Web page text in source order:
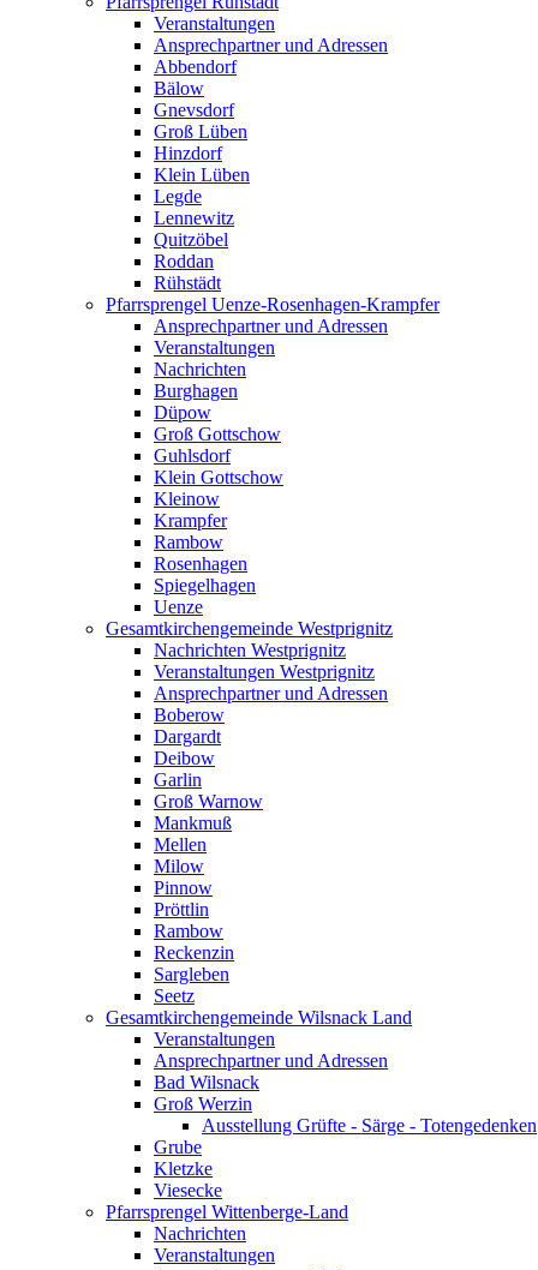
Veranstaltungen
Ansprechpartner und Adressen
Abbendorf
Bälow
Gnevsdorf
Groß Lüben
Hinzdorf
Klein Lüben
Legde
Lennewitz
Quitzöbel
Roddan
Rühstädt
Pfarrsprengel Uenze-Rosenhagen-Krampfer
Ansprechpartner und Adressen
Veranstaltungen
Nachrichten
Burghagen
Düpow
Groß Gottschow
Guhlsdorf
Klein Gottschow
Kleinow
Krampfer
Rambow
Rosenhagen
Spiegelhagen
Uenze
Gesamtkirchengemeinde Westprignitz
Nachrichten Westprignitz
Veranstaltungen Westprignitz
Ansprechpartner und Adressen
Boberow
Dargardt
Deibow
Garlin
Groß Warnow
Mankmuß
Mellen
Milow
Pinnow
Pröttlin
Rambow
Reckenzin
Sargleben
Seetz
Gesamtkirchengemeinde Wilsnack Land
Veranstaltungen
Ansprechpartner und Adressen
Bad Wilsnack
Groß Werzin
Ausstellung Grüfte - Särge - Totengedenken
Grube
Kletzke
Viesecke
Pfarrsprengel Wittenberge-Land
Nachrichten
Veranstaltungen